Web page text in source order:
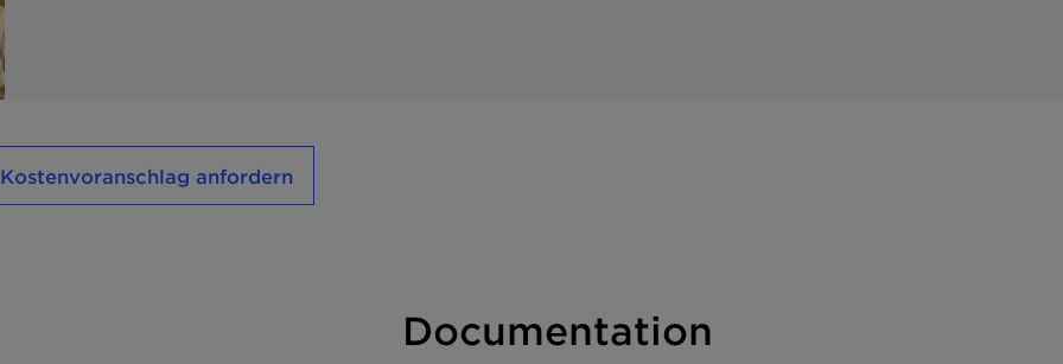
Kostenvoranschlag anfordern
Documentation